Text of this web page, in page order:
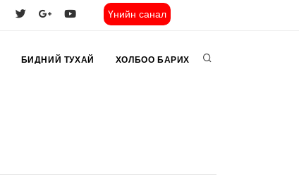
Үнийн санал
БИДНИЙ ТУХАЙ ХОЛБОО БАРИХ